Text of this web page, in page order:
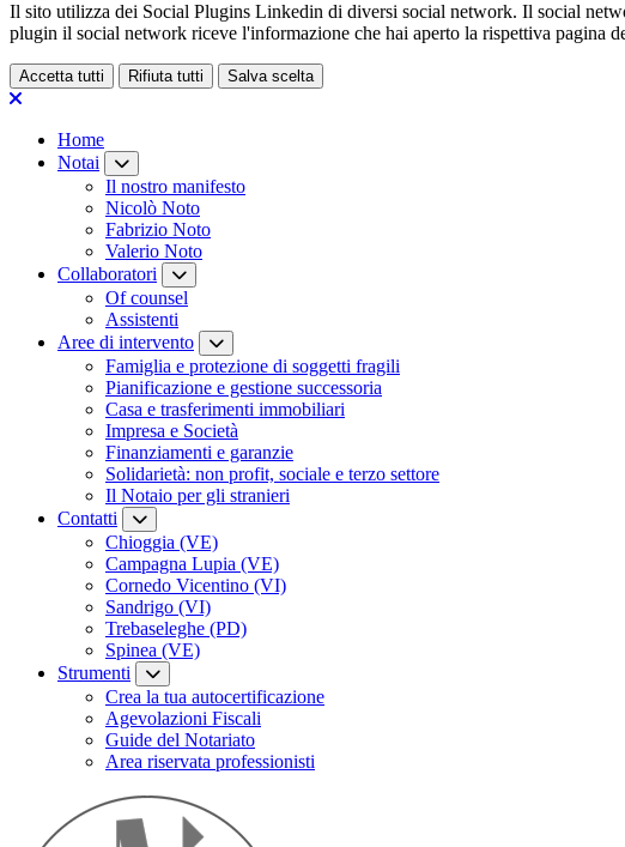
Il sito utilizza dei Social Plugins Linkedin di diversi social network. Il social
plugin il social network riceve l'informazione che hai aperto la rispettiva pagina
Accetta tutti Rifiuta tutti Salva scelta
Loading...
Home
Notai
Il nostro manifesto
Nicolò Noto
Fabrizio Noto
Valerio Noto
Collaboratori
Of counsel
Assistenti
Aree di intervento
Famiglia e protezione di soggetti fragili
Pianificazione e gestione successoria
Casa e trasferimenti immobiliari
Impresa e Società
Finanziamenti e garanzie
Solidarietà: non profit, sociale e terzo settore
Il Notaio per gli stranieri
Contatti
Chioggia (VE)
Campagna Lupia (VE)
Cornedo Vicentino (VI)
Sandrigo (VI)
Trebaseleghe (PD)
Spinea (VE)
Strumenti
Crea la tua autocertificazione
Agevolazioni Fiscali
Guide del Notariato
Area riservata professionisti